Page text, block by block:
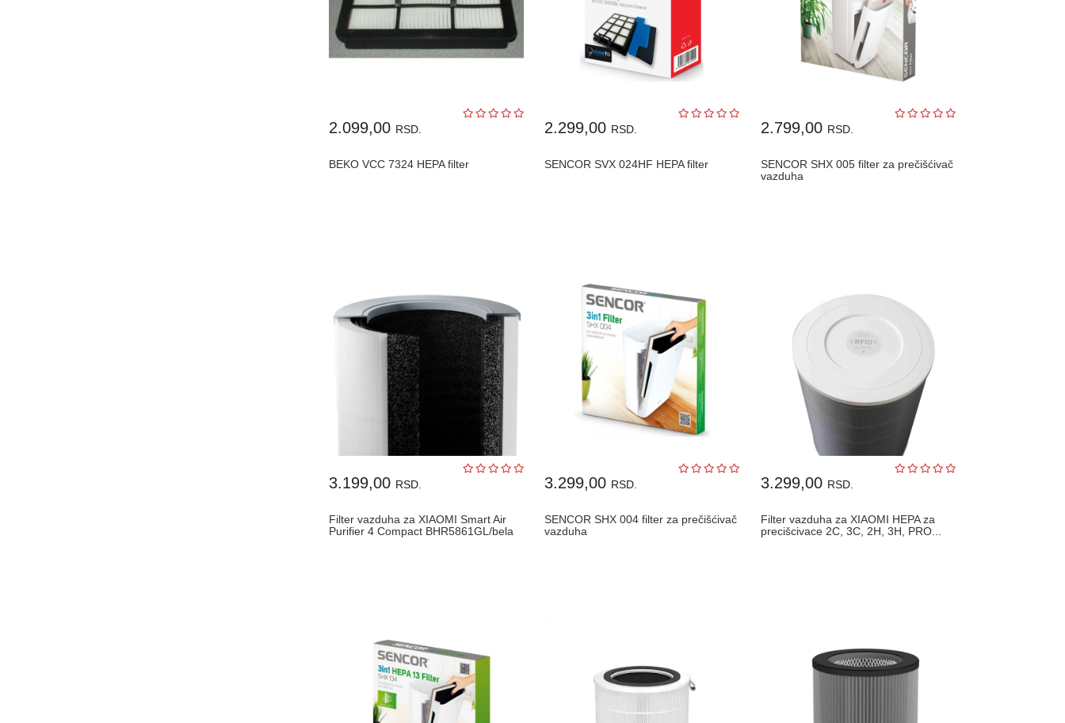
2.099,00 RSD.
BEKO VCC 7324 HEPA filter
2.299,00 RSD.
SENCOR SVX 024HF HEPA filter
2.799,00 RSD.
SENCOR SHX 005 filter za prečišćivač
vazduha
3.199,00 RSD.
Filter vazduha za XIAOMI Smart Air
Purifier 4 Compact BHR5861GL/bela
3.299,00 RSD.
SENCOR SHX 004 filter za prečišćivač
vazduha
3.299,00 RSD.
Filter vazduha za XIAOMI HEPA za
precišcivace 2C, 3C, 2H, 3H, PRO...